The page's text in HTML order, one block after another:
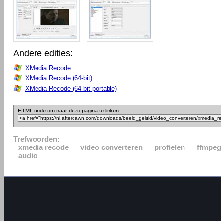
Andere edities:
XMedia Recode
XMedia Recode (64-bit)
XMedia Recode (64-bit portable)
HTML code om naar deze pagina te linken:
Trefwoorden:
xmedia recode
video converteren profielen ffmpeg
audio